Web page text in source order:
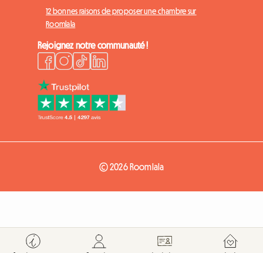
12 bonnes raisons de proposer une chambre sur
Roomlala
Rejoignez notre communauté !
© 2026 Roomlala